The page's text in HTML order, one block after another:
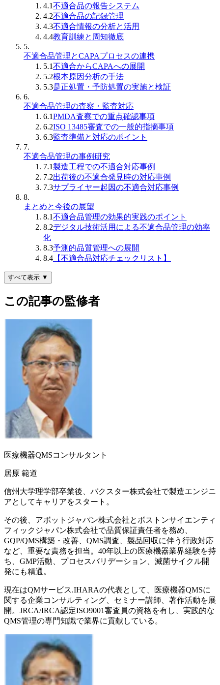
4.1不適合品の報告システム
4.2不適合品の記録管理
4.3不適合情報の分析と活用
4.4教育訓練と周知徹底
5.
不適合品管理とCAPAプロセスの連携
5.1不適合からCAPAへの展開
5.2根本原因分析の手法
5.3是正処置・予防処置の実施と検証
6.
不適合品管理の査察・監査対応
6.1PMDA査察での重点確認事項
6.2ISO 13485審査での一般的指摘事項
6.3監査準備と対応のポイント
7.
不適合品管理の事例研究
7.1製造工程での不適合対応事例
7.2出荷後の不適合発見時の対応事例
7.3サプライヤー起因の不適合対応事例
8.
まとめと今後の展望
8.1不適合品管理の効果的実践のポイント
8.2デジタル技術活用による不適合品管理の効率
化
8.3予測的品質管理への展開
8.4 【不適合品対応チェックリスト】
すべて表示 ▼
この記事の監修者
医療機器QMSコンサルタント
居原 範道
信州大学理学部卒業後、バクスター株式会社で製造エンジニ
アとしてキャリアをスタート。
その後、アボットジャパン株式会社とボストンサイエンティ
フィックジャパン株式会社で品質保証責任者を務め、
GQP/QMS構築・改善、QMS調査、製品回収に伴う行政対応
など、重要な責務を担当。40年以上の医療機器業界経験を持
ち、GMP活動、プロセスバリデーション、滅菌サイクル開
発にも精通。
現在はQMサービス.IHARAの代表として、医療機器QMSに
関する企業コンサルティング、セミナー講師、著作活動を展
開。JRCA/IRCA認定ISO9001審査員の資格を有し、実践的な
QMS管理の専門知識で業界に貢献している。